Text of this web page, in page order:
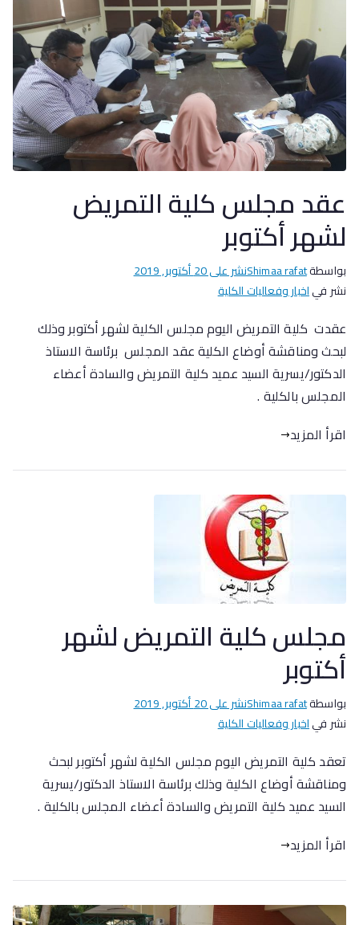
عقد مجلس كلية التمريض
لشهر أكتوبر
بواسطةShimaa rafatنشر على20 أكتوبر, 2019
نشر فياخبار وفعاليات الكلية
عقدت كلية التمريض اليوم مجلس الكلية لشهر أكتوبر وذلك
لبحث ومناقشة أوضاع الكلية عقد المجلس برئاسة الاستاذ
الدكتور/يسرية السيد عميد كلية التمريض والسادة أعضاء
المجلس بالكلية .
اقرأ المزيد
مجلس كلية التمريض لشهر
أكتوبر
بواسطةShimaa rafatنشر على20 أكتوبر, 2019
نشر فياخبار وفعاليات الكلية
تعقد كلية التمريض اليوم مجلس الكلية لشهر أكتوبر لبحث
ومناقشة أوضاع الكلية وذلك برئاسة الاستاذ الدكتور/يسرية
السيد عميد كلية التمريض والسادة أعضاء المجلس بالكلية .
اقرأ المزيد